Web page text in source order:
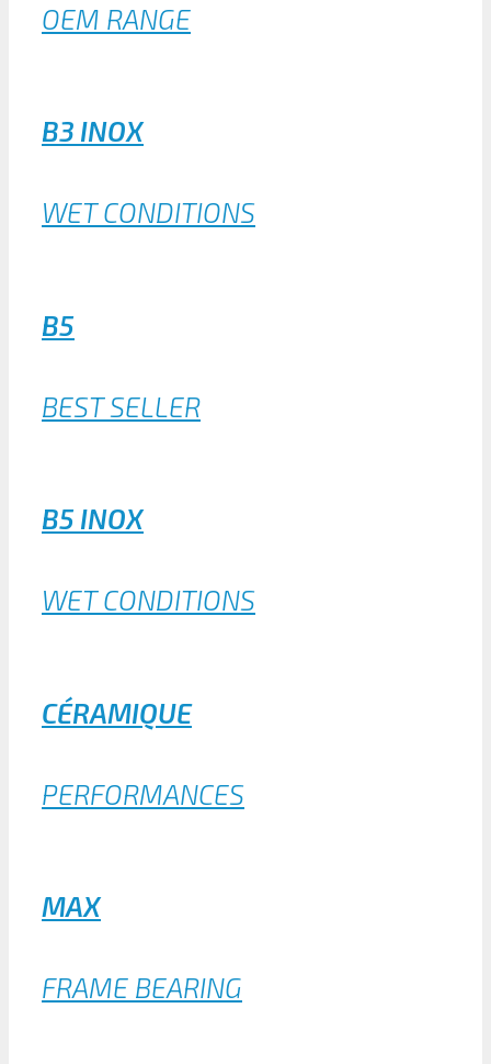
OEM RANGE
B3 INOX
WET CONDITIONS
B5
BEST SELLER
B5 INOX
WET CONDITIONS
CÉRAMIQUE
PERFORMANCES
MAX
FRAME BEARING